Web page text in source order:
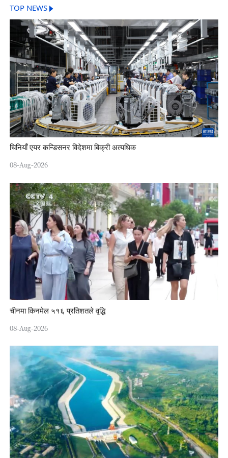
TOP NEWS
चिनियाँ एयर कन्डिसनर विदेशमा बिक्री अत्यधिक
08-Aug-2026
चीनमा किनमेल ५१६ प्रतिशतले वृद्धि
08-Aug-2026